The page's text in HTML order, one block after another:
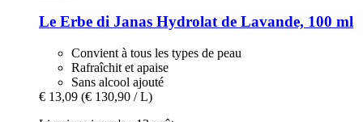
Le Erbe di Janas Hydrolat de Lavande, 100 ml
Convient à tous les types de peau
Rafraîchit et apaise
Sans alcool ajouté
€ 13,09 (€ 130,90 / L)